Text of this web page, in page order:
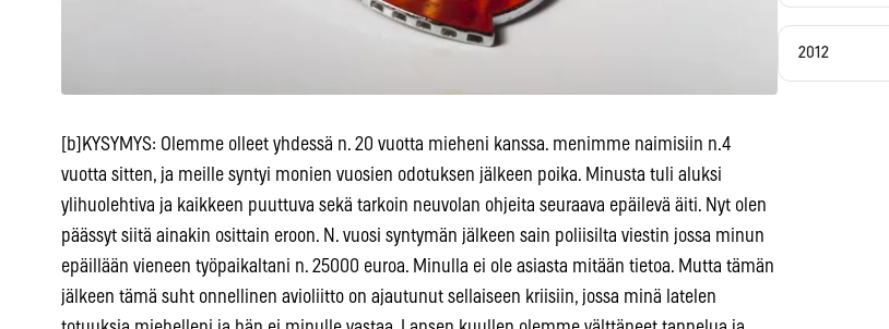
[b]KYSYMYS: Olemme olleet yhdessä n. 20 vuotta mieheni kanssa. menimme naimisiin n.4
vuotta sitten, ja meille syntyi monien vuosien odotuksen jälkeen poika. Minusta tuli aluksi
ylihuolehtiva ja kaikkeen puuttuva sekä tarkoin neuvolan ohjeita seuraava epäilevä äiti. Nyt olen
päässyt siitä ainakin osittain eroon. N. vuosi syntymän jälkeen sain poliisilta viestin jossa minun
epäillään vieneen työpaikaltani n. 25000 euroa. Minulla ei ole asiasta mitään tietoa. Mutta tämän
jälkeen tämä suht onnellinen avioliitto on ajautunut sellaiseen kriisiin, jossa minä latelen
2012